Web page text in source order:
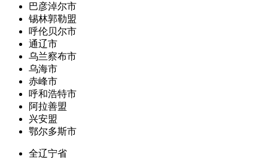
巴彦淖尔市
锡林郭勒盟
呼伦贝尔市
通辽市
乌兰察布市
乌海市
赤峰市
呼和浩特市
阿拉善盟
兴安盟
鄂尔多斯市
全辽宁省